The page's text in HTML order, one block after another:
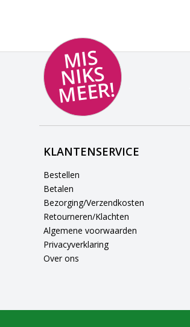
MI
S
NI
K
S
M
E
E
R!
KLANTENSERVICE
Bestellen
Betalen
Bezorging/Verzendkosten
Retourneren/Klachten
Algemene voorwaarden
Privacyverklaring
Over ons